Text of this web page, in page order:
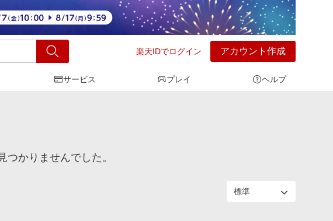
楽天IDでログイン アカウント作成
サービス プレイ ヘルプ
かりませんでした。